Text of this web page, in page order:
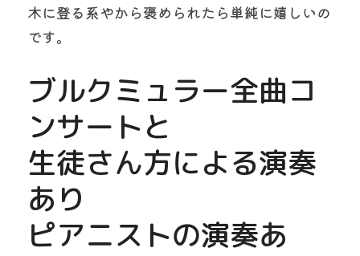
木に登る系やから褒められたら単純に嬉しいの
です。
ブルクミュラー全曲コ
ンサートと
生徒さん方による演奏
あり
ピアニストの演奏あ